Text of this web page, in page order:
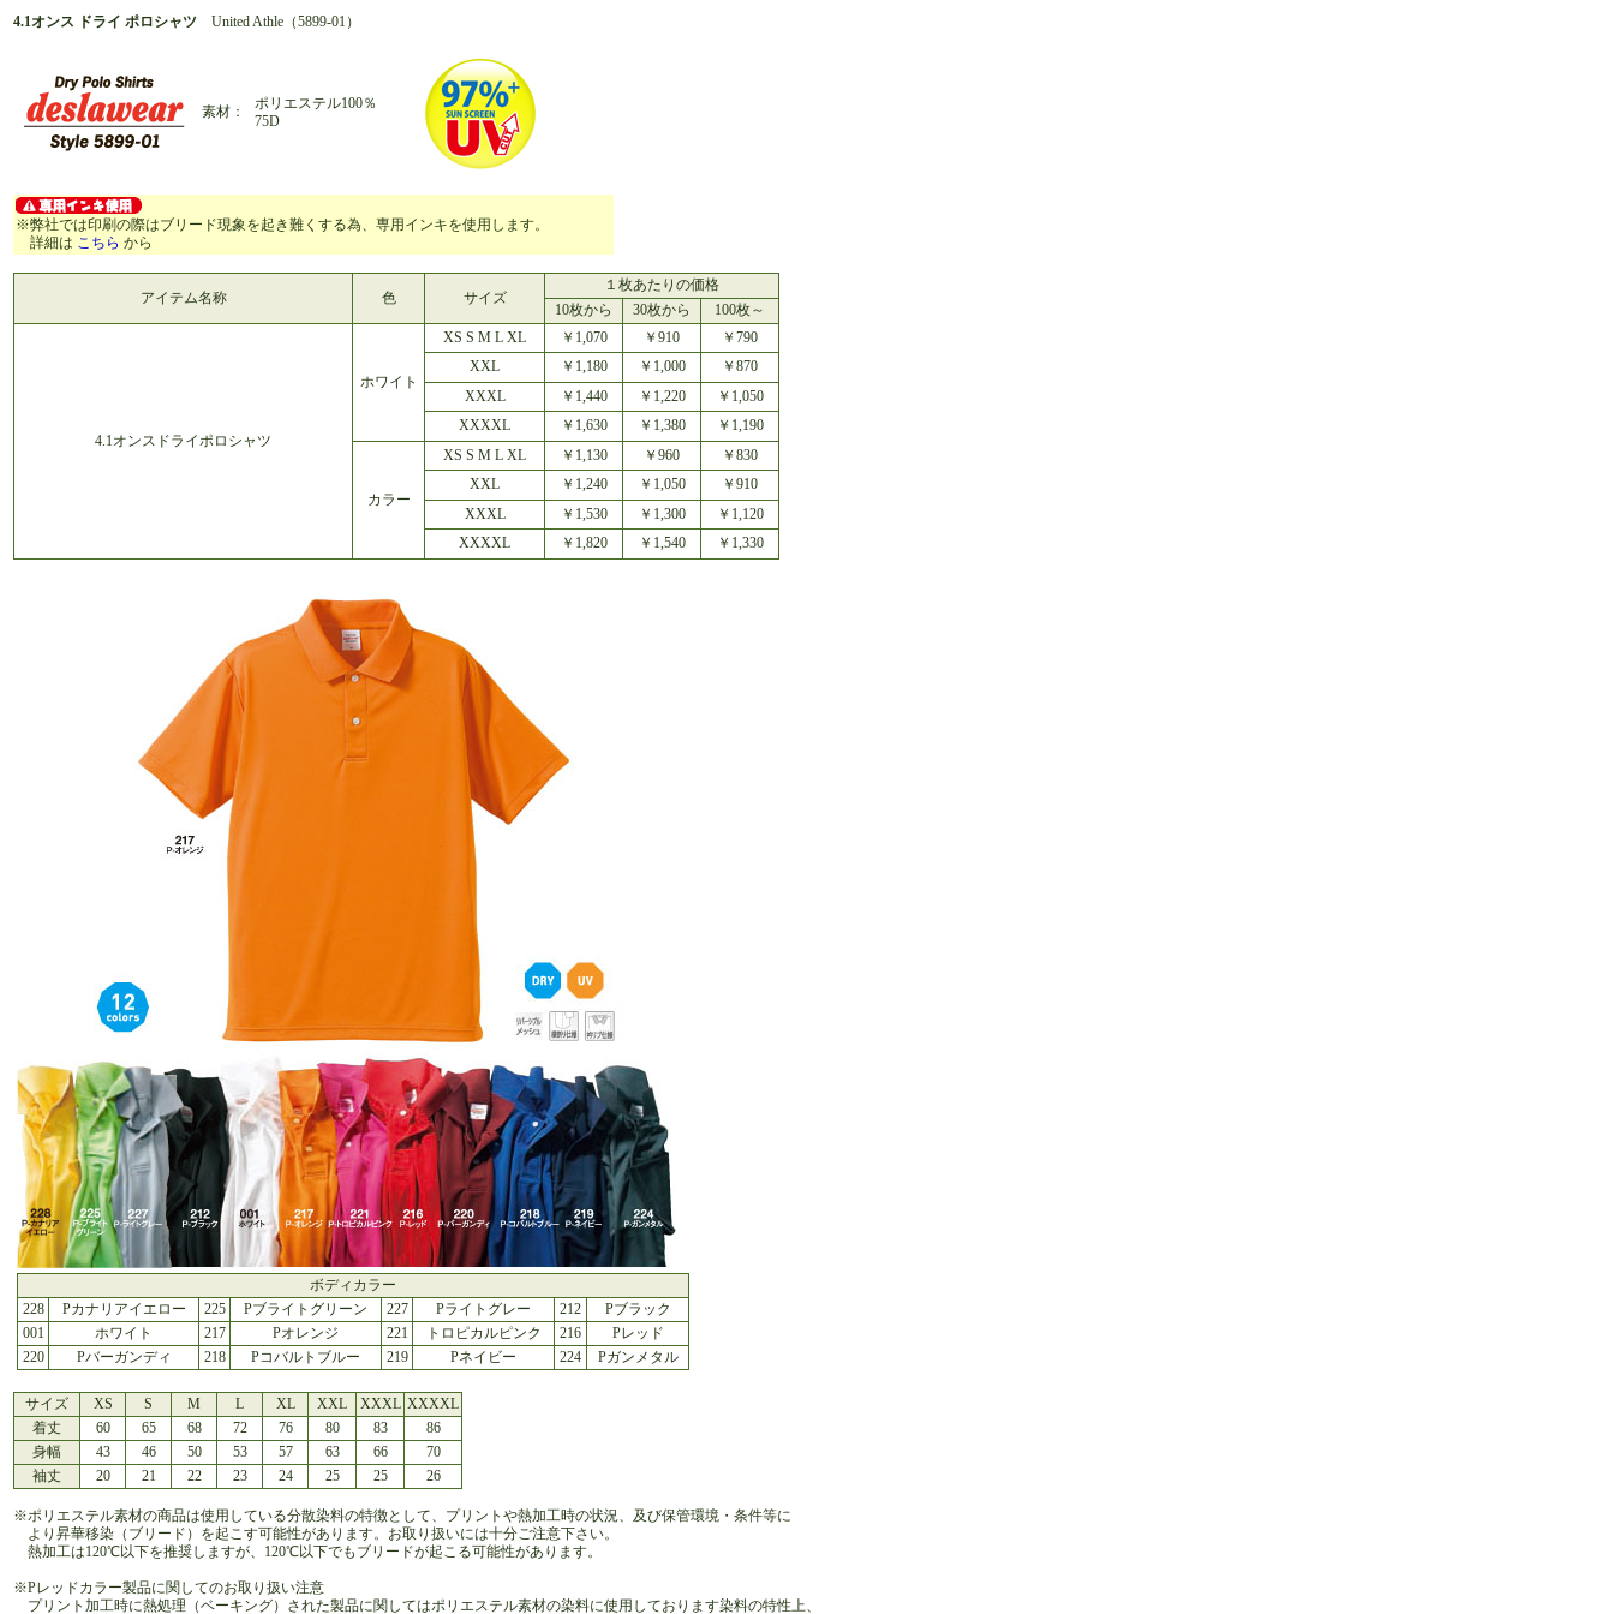
4.1オンス ドライ ポロシャツ United Athle（5899-01）
素材：
ポリエステル100％
75D
※弊社では印刷の際はブリード現象を起き難くする為、専用インキを使用します。
詳細は こちら から
アイテム名称 色 サイズ
１枚あたりの価格
10枚から
30枚から 100枚～
4.1オンスドライポロシャツ
ホワイト
XS S M L XL ￥1,070 ￥910
￥790
XXL
￥1,180 ￥1,000
￥870
XXXL
￥1,440 ￥1,220
￥1,050
XXXXL
￥1,630 ￥1,380 ￥1,190
カラー
XS S M L XL ￥1,130 ￥960
￥830
XXL
￥1,240 ￥1,050
￥910
XXXL
￥1,530 ￥1,300
￥1,120
XXXXL
￥1,820 ￥1,540 ￥1,330
ボディカラー
228
Pカナリアイエロー 225 Pブライトグリーン 227 Pライトグレー 212
Pブラック
001
ホワイト 217 Pオレンジ 221 トロピカルピンク 216
Pレッド
220
Pバーガンディ 218 Pコバルトブルー 219 Pネイビー 224 Pガンメタル
サイズ XS S M L XL XXL XXXL XXXXL
着丈
60 65 68 72 76 80 83
86
身幅
43 46 50 53 57 63 66
70
袖丈
20 21 22 23 24 25 25 26
※ポリエステル素材の商品は使用している分散染料の特徴として、プリントや熱加工時の状況、及び保管環境・条件等に
より昇華移染（ブリード）を起こす可能性があります。お取り扱いには十分ご注意下さい。
熱加工は120℃以下を推奨しますが、120℃以下でもブリードが起こる可能性があります。
※Pレッドカラー製品に関してのお取り扱い注意
プリント加工時に熱処理（ベーキング）された製品に関してはポリエステル素材の染料に使用しております染料の特性上、